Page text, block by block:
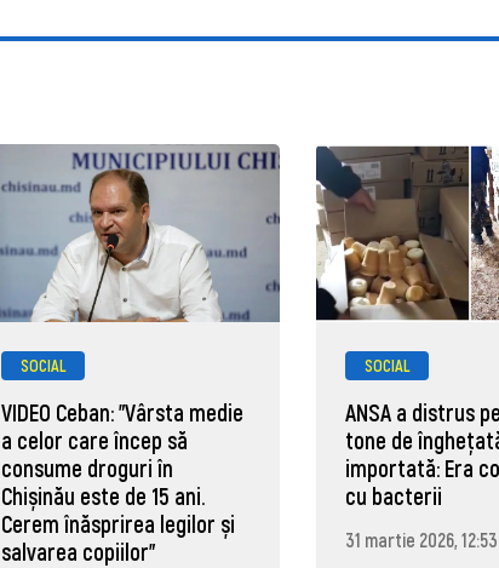
SOCIAL
VIDEO Ceban: "Vârsta medie
a celor care încep să
consume droguri în
Chișinău este de 15 ani.
Cerem înăsprirea legilor și
salvarea copiilor"
SOCIAL
ANSA a distrus
tone de
importată: Era
cu bacterii
31 martie 2026, 12:53